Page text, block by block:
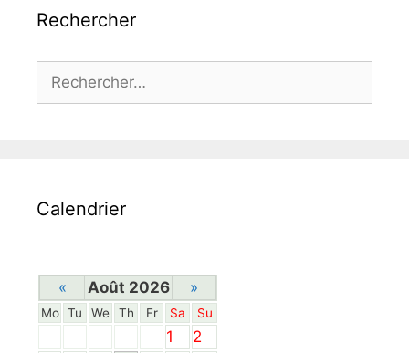
Rechercher
Calendrier
« Août 2026 »
Mo Tu We Th Fr Sa Su
1 2